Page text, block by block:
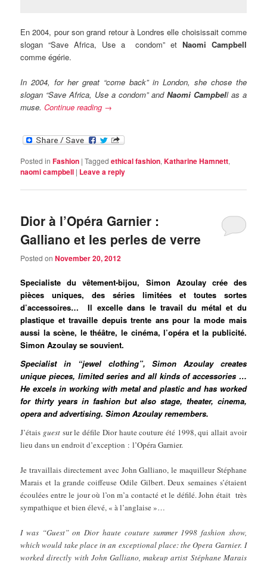
En 2004, pour son grand retour à Londres elle choisissait comme
slogan “Save Africa, Use a condom” etNaomi Campbell
comme égérie.
In 2004, for her great “come back” in London, she chose the
slogan “Save Africa, Use a condom” and Naomi Campbell as a
muse.Continue reading →
Posted in Fashion |Tagged ethical fashion,Katharine Hamnett,
naomi campbell | Leave a reply
Dior à l’Opéra Garnier :
Galliano et les perles de verre
Posted onNovember 20, 2012
Specialiste du vêtement-bijou, Simon Azoulay crée des
pièces uniques, des séries limitées et toutes sortes
d’accessoires… Il excelle dans le travail du métal et du
plastique et travaille depuis trente ans pour la mode mais
aussi la scène, le théâtre, le cinéma, l’opéra et la publicité.
Simon Azoulay se souvient.
Specialist in “jewel clothing”, Simon Azoulay creates
unique pieces, limited series and all kinds of accessories …
He excels in working with metal and plastic and has worked
for thirty years in fashion but also stage, theater, cinema,
opera and advertising. Simon Azoulay remembers.
J’étais guestsur le défile Dior haute couture été 1998, qui allait avoir
lieu dans un endroit d’exception : l’Opéra Garnier.
Je travaillais directement avec John Galliano, le maquilleur Stéphane
Marais et la grande coiffeuse Odile Gilbert. Deux semaines s’étaient
écoulées entre le jour où l’on m’a contacté et le défilé. John était très
sympathique et bien élevé, « à l’anglaise »…
I was “Guest” on Dior haute couture summer 1998 fashion show,
which would take place in an exceptional place: the Opera Garnier. I
worked directly with John Galliano, makeup artist Stéphane Marais